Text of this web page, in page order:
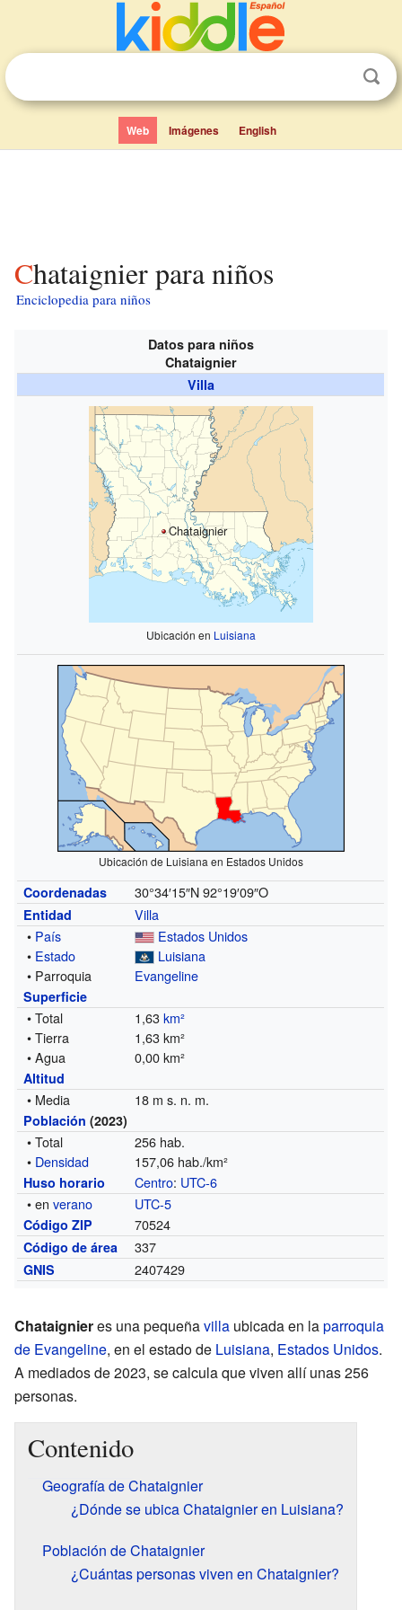
Web Imágenes English
Chataignier para niños
Enciclopedia para niños
Datos para niños
Chataignier
Villa
Chataignier
Ubicación en Luisiana
Ubicación de Luisiana en Estados Unidos
Coordenadas 30°34′15″N 92°19′09″O
Entidad
Villa
• País
Estados Unidos
• Estado
Luisiana
• Parroquia
Evangeline
Superficie
• Total 1,63km²
• Tierra
1,63 km²
• Agua
0,00 km²
Altitud
• Media 18 m s. n. m.
Población (2023)
• Total
256 hab.
• Densidad 157,06 hab./km²
Huso horario Centro: UTC-6
• enverano UTC-5
Código ZIP 70524
Código de área 337
GNIS 2407429
Chataignieres una pequeñavilla ubicada en laparroquia
de Evangeline, en el estado de Luisiana, Estados Unidos.
A mediados de 2023, se calcula que viven allí unas 256
personas.
Contenido
Geografía de Chataignier
¿Dónde se ubica Chataignier en Luisiana?
Población de Chataignier
¿Cuántas personas viven en Chataignier?